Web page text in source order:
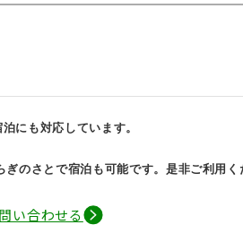
にも対応しています。
のさとで宿泊も可能です。是非ご利用
い合わせる